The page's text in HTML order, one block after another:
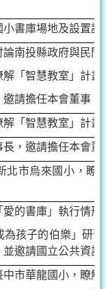
書庫場地及設置說
南投縣政府與民間
「智慧教室」計畫
請擔任本會董事。
「智慧教室」計畫
，邀請擔任本會董
北市烏來國小，瞭
的書庫」執行情形
孩子的伯樂」研習
邀請國立公共資
市華龍國小，瞭